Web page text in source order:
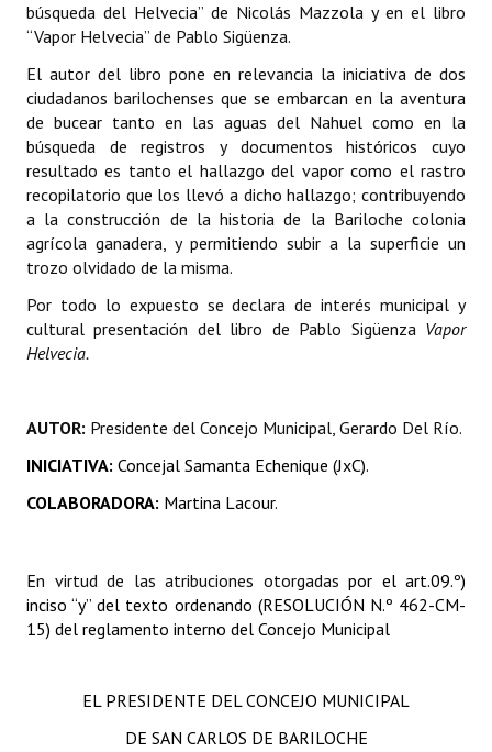
Premio al Mérito - Registro
Mujeres que Dejaron Huellas - Registro
Periodistas Decanos - Registro
Ciudadano Ilustre - Registro
Banca del Vecino - Registro
Antiguos Pobladores - Registro
Entrega de distinciones
REFORMA DE LA CARTA ORGÁNICA
búsqueda del Helvecia” de Nicolás Mazzola y en el libro
“Vapor Helvecia” de Pablo Sigüenza.
El autor del libro pone en relevancia la iniciativa de dos
ciudadanos barilochenses que se embarcan en la aventura
de bucear tanto en las aguas del Nahuel como en la
búsqueda de registros y documentos históricos cuyo
resultado es tanto el hallazgo del vapor como el rastro
recopilatorio que los llevó a dicho hallazgo; contribuyendo
a la construcción de la historia de la Bariloche colonia
agrícola ganadera, y permitiendo subir a la superficie un
trozo olvidado de la misma.
Por todo lo expuesto se declara de interés municipal y
cultural presentación del libro de Pablo Sigüenza Vapor
Helvecia.
AUTOR: Presidente del Concejo Municipal, Gerardo Del Río.
INICIATIVA: Concejal Samanta Echenique (JxC).
COLABORADORA: Martina Lacour.
En virtud de las atribuciones otorgadas por el art.09.º)
inciso “y” del texto ordenando (RESOLUCIÓN N.º 462-CM-
15) del reglamento interno del Concejo Municipal
EL PRESIDENTE DEL CONCEJO MUNICIPAL
DE SAN CARLOS DE BARILOCHE